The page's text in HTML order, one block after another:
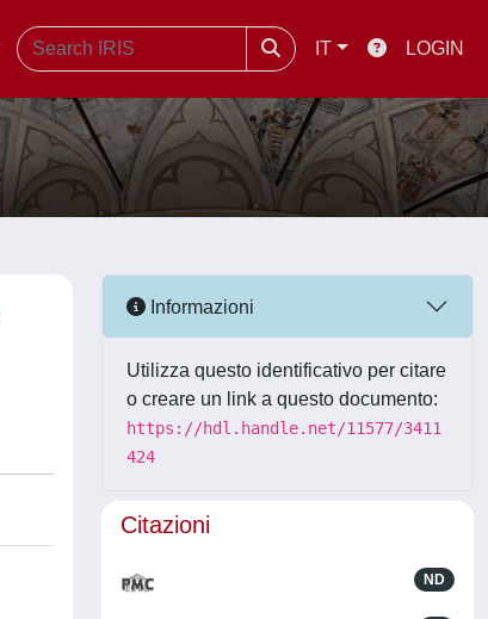
IT LOGIN
Informazioni
Utilizza questo identificativo per citare
o creare un link a questo documento:
https://hdl.handle.net/11577/3411
424
Citazioni
ND